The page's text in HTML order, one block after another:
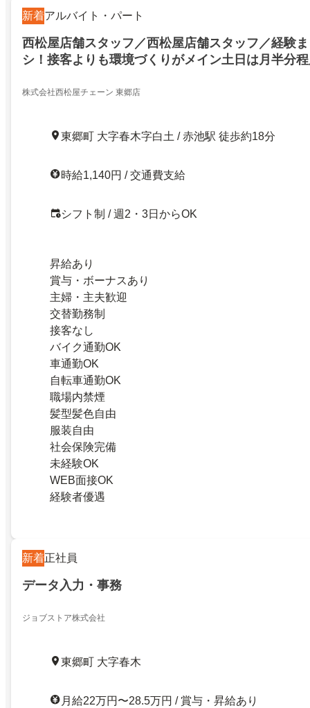
新着アルバイト・パート
西松屋店舗スタッフ／西松屋店舗スタッフ／経験
シ！接客よりも環境づくりがメイン土日は月半分
株式会社西松屋チェーン 東郷店
東郷町 大字春木字白土 / 赤池駅 徒歩約18分
時給1,140円 / 交通費支給
シフト制 / 週2・3日からOK
昇給あり
賞与・ボーナスあり
主婦・主夫歓迎
交替勤務制
接客なし
バイク通勤OK
車通勤OK
自転車通勤OK
職場内禁煙
髪型髪色自由
服装自由
社会保険完備
未経験OK
WEB面接OK
経験者優遇
新着正社員
データ入力・事務
ジョブストア株式会社
東郷町 大字春木
月給22万円〜28.5万円 / 賞与・昇給あり